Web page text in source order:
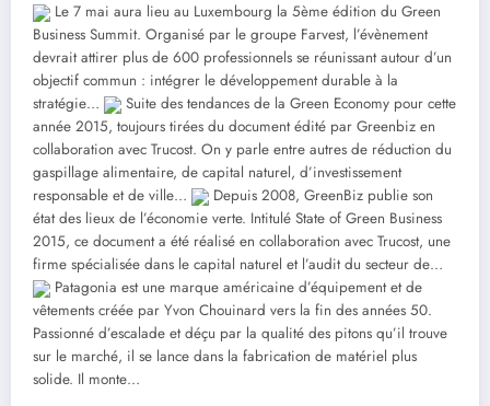
Le 7 mai aura lieu au Luxembourg la 5ème édition du Green
Business Summit. Organisé par le groupe Farvest, l’évènement
devrait attirer plus de 600 professionnels se réunissant autour d’un
objectif commun : intégrer le développement durable à la
stratégie…
Suite des tendances de la Green Economy pour cette
année 2015, toujours tirées du document édité par Greenbiz en
collaboration avec Trucost. On y parle entre autres de réduction du
gaspillage alimentaire, de capital naturel, d’investissement
responsable et de ville…
Depuis 2008, GreenBiz publie son
état des lieux de l’économie verte. Intitulé State of Green Business
2015, ce document a été réalisé en collaboration avec Trucost, une
firme spécialisée dans le capital naturel et l’audit du secteur de…
Patagonia est une marque américaine d’équipement et de
vêtements créée par Yvon Chouinard vers la fin des années 50.
Passionné d’escalade et déçu par la qualité des pitons qu’il trouve
sur le marché, il se lance dans la fabrication de matériel plus
solide. Il monte…